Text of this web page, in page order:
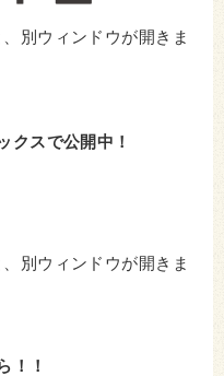
別ウィンドウが開きま
クスで公開中！
別ウィンドウが開きま
！！